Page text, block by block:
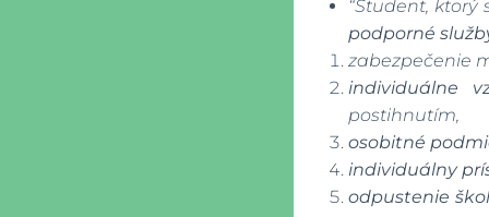
“Študent,
podporné
zabezpečenie
individuálne
postihnutím,
osobitné
individuálny
odpustenie